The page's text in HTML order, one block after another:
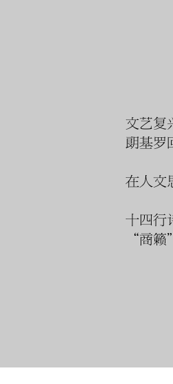
文艺复
朗基罗
在人文
十四行
“商籁